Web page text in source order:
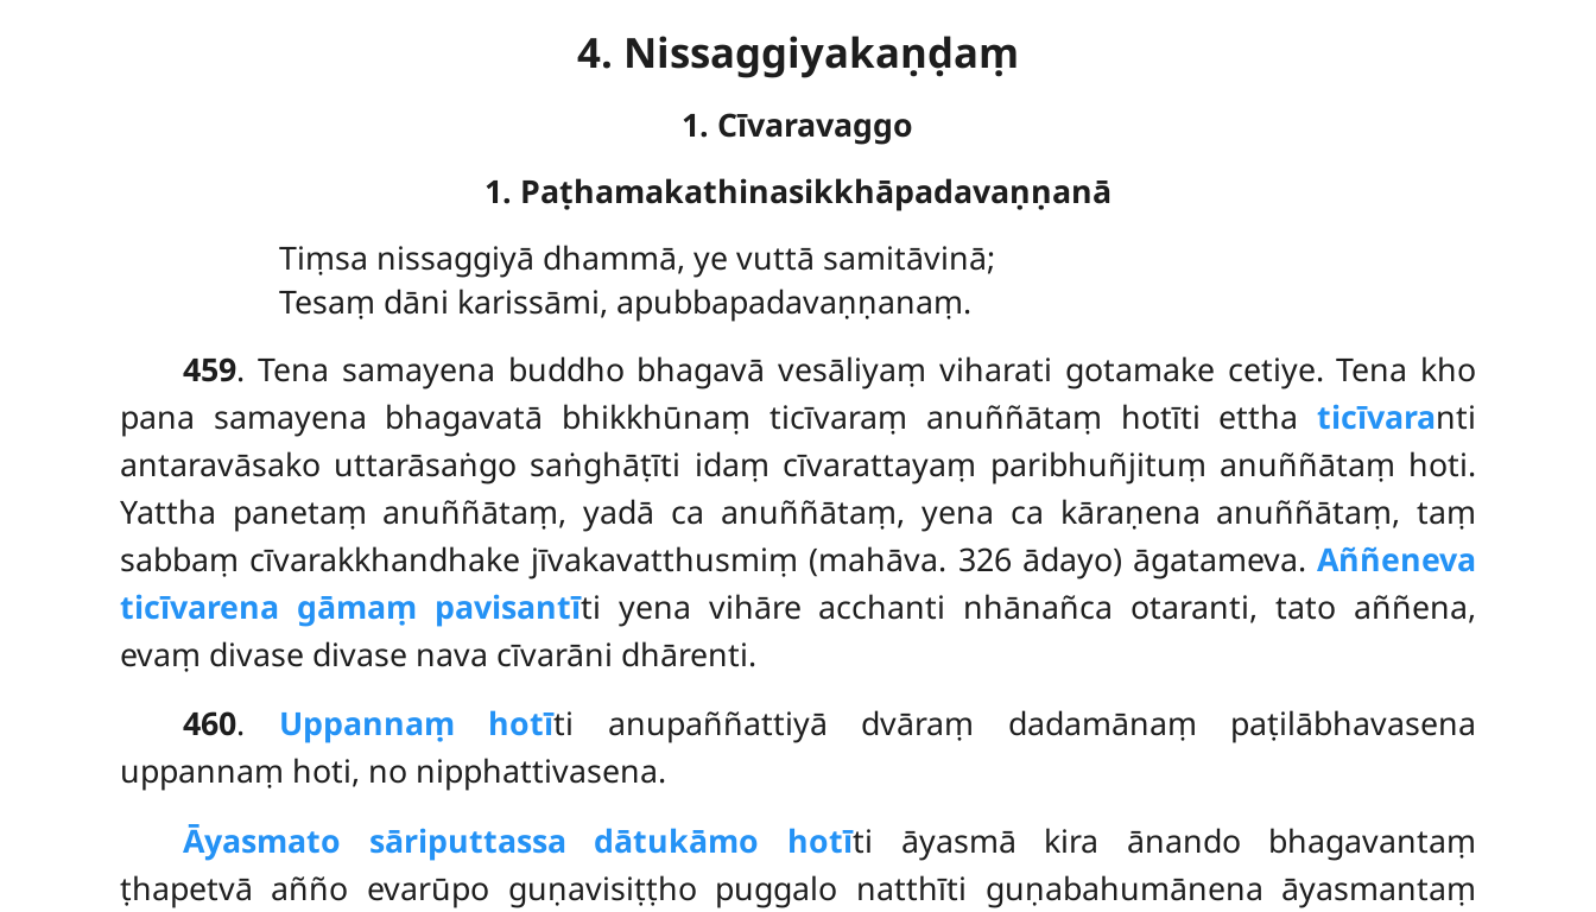
4. Nissaggiyakaṇḍaṃ
1. Cīvaravaggo
1. Paṭhamakathinasikkhāpadavaṇṇanā
Tiṃsa nissaggiyā dhammā, ye vuttā samitāvinā;
Tesaṃ dāni karissāmi, apubbapadavaṇṇanaṃ.
459. Tena samayena buddho bhagavā vesāliyaṃ viharati gotamake cetiye. Tena kho
pana samayena bhagavatā bhikkhūnaṃ ticīvaraṃ anuññātaṃ hotīti etthaticīvaranti
antaravāsako uttarāsaṅgo saṅghāṭīti idaṃ cīvarattayaṃ paribhuñjituṃ anuññātaṃ hoti.
Yattha panetaṃ anuññātaṃ, yadā ca anuññātaṃ, yena ca kāraṇena anuññātaṃ, taṃ
sabbaṃ cīvarakkhandhake jīvakavatthusmiṃ (mahāva. 326 ādayo) āgatameva.Aññeneva
ticīvarena gāmaṃ pavisantīti yena vihāre acchanti nhānañca otaranti, tato aññena,
evaṃ divase divase nava cīvarāni dhārenti.
460. Uppannaṃ hotīti anupaññattiyā dvāraṃ dadamānaṃ paṭilābhavasena
uppannaṃ hoti, no nipphattivasena.
Āyasmato sāriputtassa dātukāmo hotīti āyasmā kira ānando bhagavantaṃ
ṭhapetvā añño evarūpo guṇavisiṭṭho puggalo natthīti guṇabahumānena āyasmantaṃ